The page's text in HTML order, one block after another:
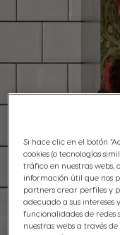
Si hace clic en el botón
cookies (o tecnologías
tráfico en nuestras webs,
información útil que nos
partners crear perfiles y
adecuado a sus
funcionalidades de redes
nuestras webs a través